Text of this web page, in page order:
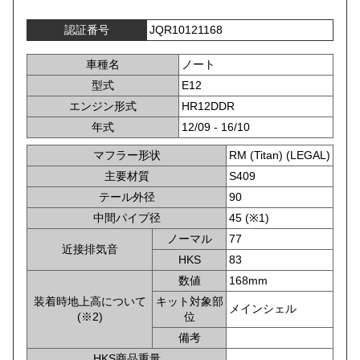
認証番号 JQR10121168
車種名
ノート
型式
E12
エンジン形式
HR12DDR
年式
12/09 - 16/10
マフラー形状
RM (Titan) (LEGAL)
主要材質
S409
テール外径
90
中間パイプ径
45 (※1)
近接排気音
ノーマル
77
HKS
83
装着時地上高について
(※2)
数値
168mm
キット対象部
位
メインシェル
備考